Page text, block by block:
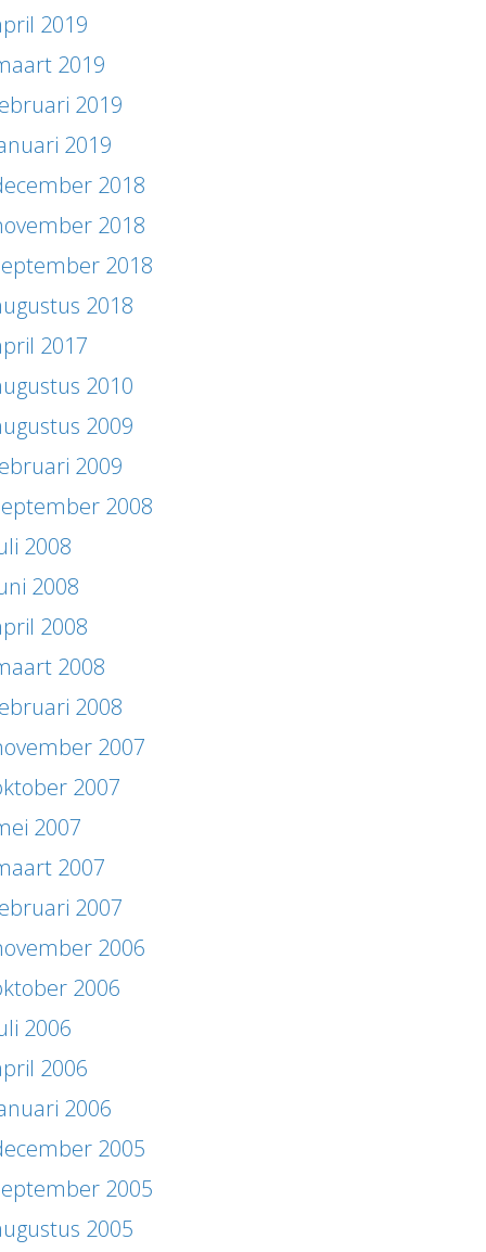
2019
2019
2019
2019
2018
2018
2018
2018
2017
2010
2009
2009
2008
2008
2008
2008
2008
2008
2007
2007
2007
2007
2007
2006
2006
2006
2006
2006
2005
2005
2005